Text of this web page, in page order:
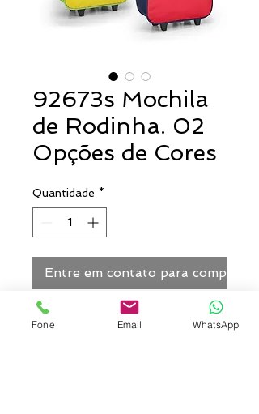
92673s Mochila
de Rodinha. 02
Opções de Cores
Quantidade *
Entre em contato para comprar
Mochila trolley. 600D. Com 2
Fone Email WhatsApp